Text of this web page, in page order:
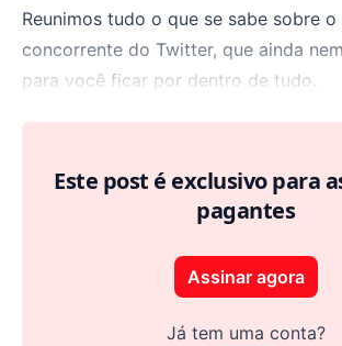
Reunimos tudo o que se sabe sobre
concorrente do Twitter, que ainda
para você ficar por dentro de tudo.
Este post é exclusivo para
pagantes
Assinar agora
Já tem uma conta?